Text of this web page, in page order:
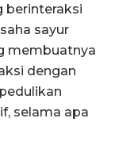
berinteraksi
sayur
membuatnya
dengan
selama apa